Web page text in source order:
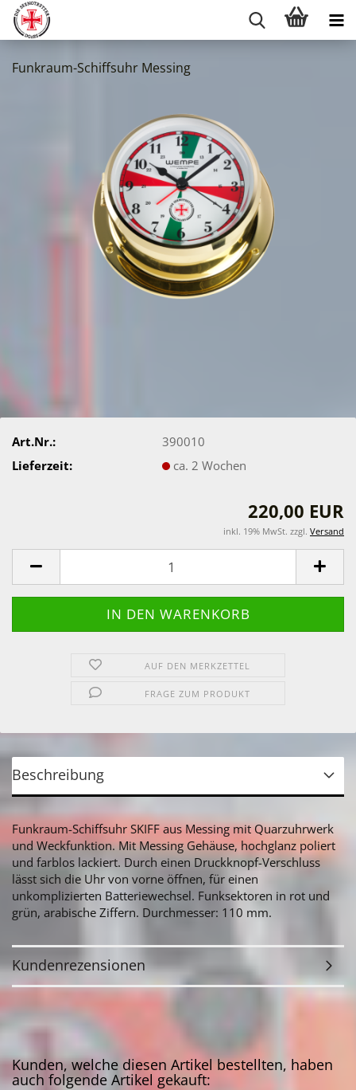
Funkraum-Schiffsuhr Messing
Art.Nr.:
390010
Lieferzeit:
ca. 2 Wochen
220,00 EUR
inkl. 19% MwSt. zzgl. Versand
AUF DEN MERKZETTEL
FRAGE ZUM PRODUKT
Beschreibung
Funkraum-Schiffsuhr SKIFF aus Messing mit Quarzuhrwerk
und Weckfunktion. Mit Messing Gehäuse, hochglanz poliert
und farblos lackiert. Durch einen Druckknopf-Verschluss
lässt sich die Uhr von vorne öffnen, für einen
unkomplizierten Batteriewechsel. Funksektoren in rot und
grün, arabische Ziffern. Durchmesser: 110 mm.
Kundenrezensionen
Kunden, welche diesen Artikel bestellten, haben
auch folgende Artikel gekauft: